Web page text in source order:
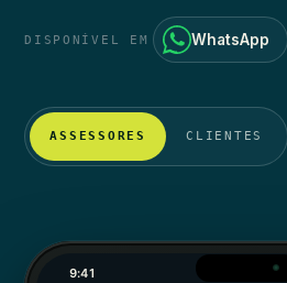
DISPONÍVEL EM WhatsApp
ASSESSORES CLIENTES
9:41